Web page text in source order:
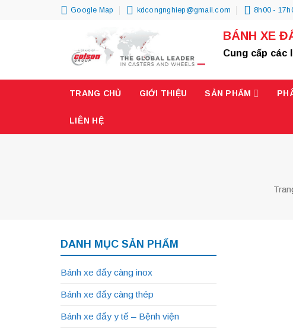
Google Map kdcongnghiep@gmail.com 8h00 -
BÁNH XE
Cung cấp các
TRANG CHỦ GIỚI THIỆU SẢN PHẨM
LIÊN HỆ
DANH MỤC SẢN PHẨM
Bánh xe đẩy càng inox
Bánh xe đẩy càng thép
Bánh xe đẩy y tế – Bệnh viện